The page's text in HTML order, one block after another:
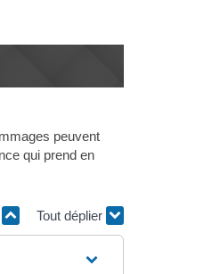
peuvent
qui prend en
Tout déplier